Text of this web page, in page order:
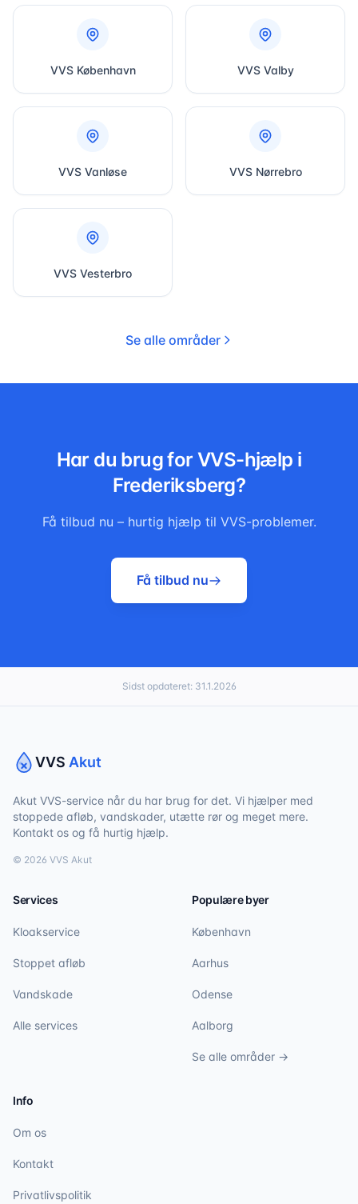
VVS København VVS Valby
VVS Vanløse VVS Nørrebro
VVS Vesterbro
Se alle områder
Har du brug for VVS-hjælp i
Frederiksberg?
Få tilbud nu – hurtig hjælp til VVS-problemer.
Få tilbud nu
Sidst opdateret: 31.1.2026
VVS Akut
Akut VVS-service når du har brug for det. Vi hjælper med
stoppede afløb, vandskader, utætte rør og meget mere.
Kontakt os og få hurtig hjælp.
© 2026 VVS Akut
Services
Kloakservice
Stoppet afløb
Vandskade
Alle services
Populære byer
København
Aarhus
Odense
Aalborg
Se alle områder →
Info
Om os
Kontakt
Privatlivspolitik